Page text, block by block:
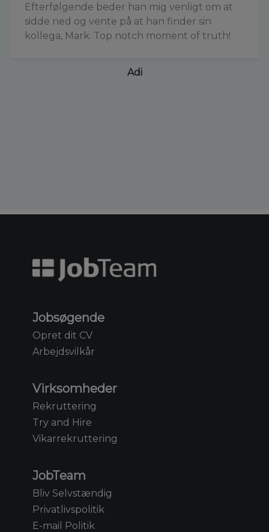
Efterfølgende beder han mig venligt om at
sidde ned og vente på at han finder sin
kollega, Mark. Top notch moment of truth!
Adi
Jobsøgende
Opret dit CV
Arbejdsvilkår
Virksomheder
Rekruttering
Try and Hire
Vikarrekruttering
JobTeam
Bliv Selvstændig
Privatlivspolitik
E-mail Politik